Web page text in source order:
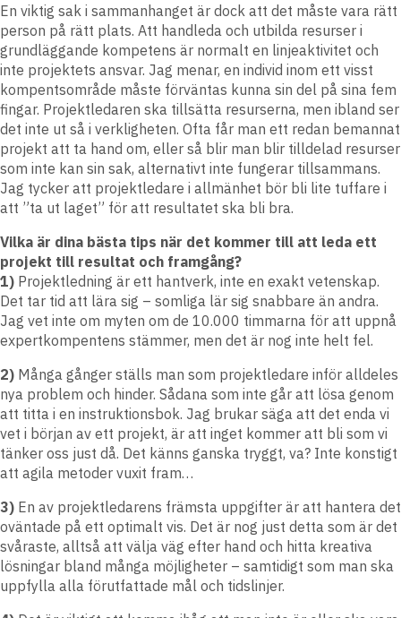
En viktig sak i sammanhanget är dock att det måste vara rätt
person på rätt plats. Att handleda och utbilda resurser i
grundläggande kompetens är normalt en linjeaktivitet och
inte projektets ansvar. Jag menar, en individ inom ett visst
kompentsområde måste förväntas kunna sin del på sina fem
fingar. Projektledaren ska tillsätta resurserna, men ibland ser
det inte ut så i verkligheten. Ofta får man ett redan bemannat
projekt att ta hand om, eller så blir man blir tilldelad resurser
som inte kan sin sak, alternativt inte fungerar tillsammans.
Jag tycker att projektledare i allmänhet bör bli lite tuffare i
att ”ta ut laget” för att resultatet ska bli bra.
Vilka är dina bästa tips när det kommer till att leda ett
projekt till resultat och framgång?
1) Projektledning är ett hantverk, inte en exakt vetenskap.
Det tar tid att lära sig – somliga lär sig snabbare än andra.
Jag vet inte om myten om de 10.000 timmarna för att uppnå
expertkompentens stämmer, men det är nog inte helt fel.
2) Många gånger ställs man som projektledare inför alldeles
nya problem och hinder. Sådana som inte går att lösa genom
att titta i en instruktionsbok. Jag brukar säga att det enda vi
vet i början av ett projekt, är att inget kommer att bli som vi
tänker oss just då. Det känns ganska tryggt, va? Inte konstigt
att agila metoder vuxit fram…
3) En av projektledarens främsta uppgifter är att hantera det
oväntade på ett optimalt vis. Det är nog just detta som är det
svåraste, alltså att välja väg efter hand och hitta kreativa
lösningar bland många möjligheter – samtidigt som man ska
uppfylla alla förutfattade mål och tidslinjer.